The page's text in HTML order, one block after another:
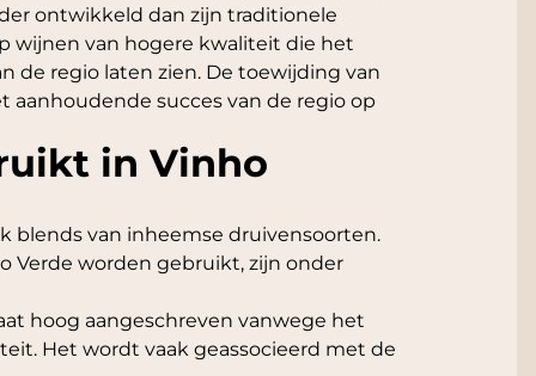
ontwikkeld dan zijn traditionele
wijnen van hogere kwaliteit die het
de regio laten zien. De toewijding van
aanhoudende succes van de regio op
in Vinho
blends van inheemse druivensoorten.
Verde worden gebruikt, zijn onder
hoog aangeschreven vanwege het
Het wordt vaak geassocieerd met de